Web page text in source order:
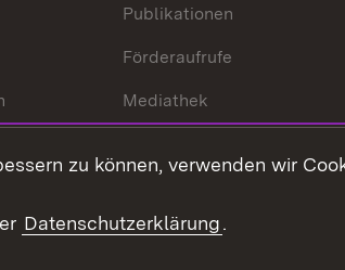
Publikationen
Förderaufrufe
Mediathek
zu können, verwenden wir
Datenschutzerklärung.